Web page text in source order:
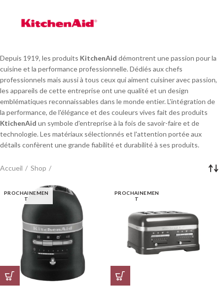
Depuis 1919, les produits KitchenAid démontrent une passion pour la
cuisine et la performance professionnelle. Dédiés aux chefs
professionnels mais aussi à tous ceux qui aiment cuisiner avec passion,
les appareils de cette entreprise ont une qualité et un design
emblématiques reconnaissables dans le monde entier. L'intégration de
la performance, de l'élégance et des couleurs vives fait des produits
KtichenAid un symbole d'entreprise à la fois de savoir-faire et de
technologie. Les matériaux sélectionnés et l'attention portée aux
détails confèrent une grande fiabilité et durabilité à ses produits.
Accueil Shop
PROCHAINEMEN
T
PROCHAINEMEN
T